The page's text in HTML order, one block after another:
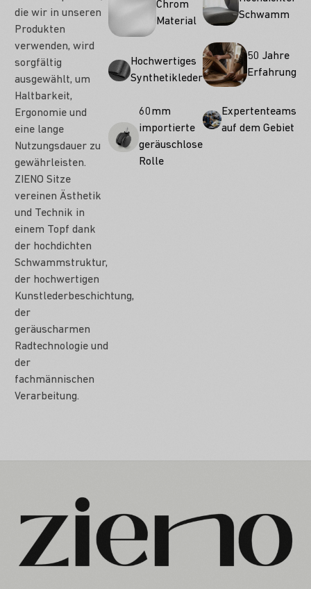
die wir in unseren
Produkten
verwenden, wird
sorgfältig
ausgewählt, um
Haltbarkeit,
Ergonomie und
eine lange
Nutzungsdauer zu
gewährleisten.
ZIENO Sitze
vereinen Ästhetik
und Technik in
einem Topf dank
der hochdichten
Schwammstruktur,
der hochwertigen
Kunstlederbeschichtung,
der
geräuscharmen
Radtechnologie und
der
fachmännischen
Verarbeitung.
Chrom
Material
Hochwertiges
Synthetikleder
60mm
importierte
geräuschlose
Rolle
Schwamm
50 Jahre
Erfahrung
Expertenteams
auf dem Gebiet